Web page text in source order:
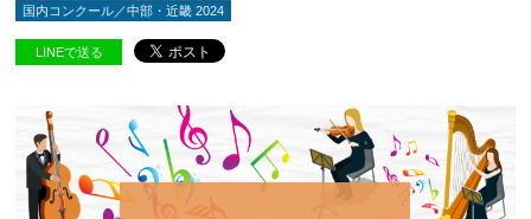
国内コンクール／中部・近畿 2024
LINEで送る